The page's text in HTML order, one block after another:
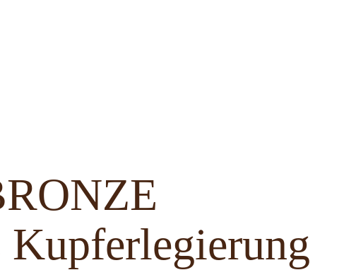
Kupferlegierung